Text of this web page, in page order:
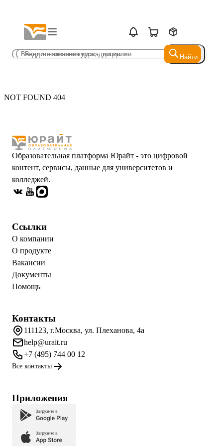
Найти
Найти
NOT FOUND 404
Образовательная платформа Юрайт - это цифровой
контент, сервисы, данные для университетов и
колледжей.
Ссылки
О компании
О продукте
Вакансии
Документы
Помощь
Контакты
111123, г.Москва, ул. Плеханова, 4а
help@urait.ru
+7 (495) 744 00 12
Все контакты
Приложения